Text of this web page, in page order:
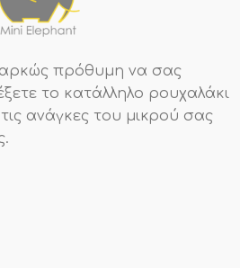
πρόθυμη να σας
το κατάλληλο ρουχαλάκι
ανάγκες του μικρού σας